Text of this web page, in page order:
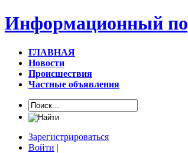
Информационный
ГЛАВНАЯ
Новости
Происшествия
Частные объявления
Зарегистрироваться
Войти |